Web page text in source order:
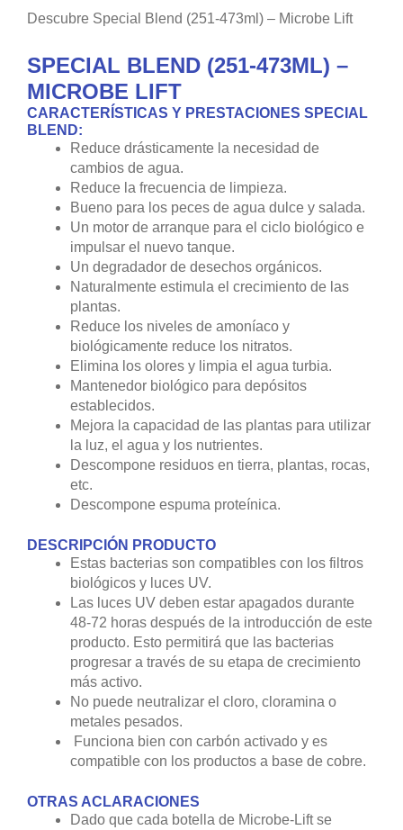
Descubre Special Blend (251-473ml) – Microbe Lift
SPECIAL BLEND (251-473ML) –
MICROBE LIFT
CARACTERÍSTICAS Y PRESTACIONES SPECIAL
BLEND:
Reduce drásticamente la necesidad de
cambios de agua.
Reduce la frecuencia de limpieza.
Bueno para los peces de agua dulce y salada.
Un motor de arranque para el ciclo biológico e
impulsar el nuevo tanque.
Un degradador de desechos orgánicos.
Naturalmente estimula el crecimiento de las
plantas.
Reduce los niveles de amoníaco y
biológicamente reduce los nitratos.
Elimina los olores y limpia el agua turbia.
Mantenedor biológico para depósitos
establecidos.
Mejora la capacidad de las plantas para utilizar
la luz, el agua y los nutrientes.
Descompone residuos en tierra, plantas, rocas,
etc.
Descompone espuma proteínica.
DESCRIPCIÓN PRODUCTO
Estas bacterias son compatibles con los filtros
biológicos y luces UV.
Las luces UV deben estar apagados durante
48-72 horas después de la introducción de este
producto. Esto permitirá que las bacterias
progresar a través de su etapa de crecimiento
más activo.
No puede neutralizar el cloro, cloramina o
metales pesados.
Funciona bien con carbón activado y es
compatible con los productos a base de cobre.
OTRAS ACLARACIONES
Dado que cada botella de Microbe-Lift se